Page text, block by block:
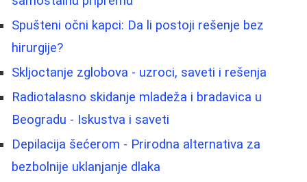
Spušteni očni kapci: Da li postoji rešenje bez
hirurgije?
Skljoctanje zglobova - uzroci, saveti i rešenja
Radiotalasno skidanje mladeža i bradavica u
Beogradu - Iskustva i saveti
Depilacija šećerom - Prirodna alternativa za
bezbolnije uklanjanje dlaka